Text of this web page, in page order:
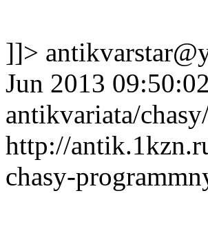
]]>
Jun 2013
antikvariata/
http://
chasy-